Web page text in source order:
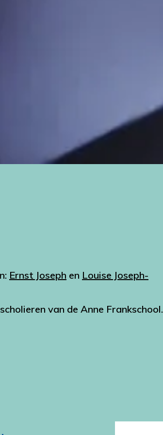
Ernst Joseph en Louise Joseph-
van de Anne Frankschool.